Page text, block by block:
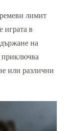
лимит
играта в
на
приключва
или различни